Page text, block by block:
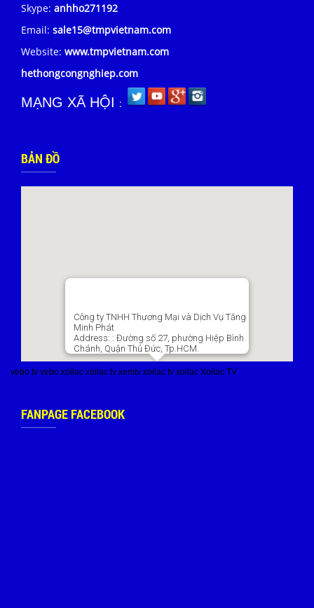
Skype: anhho271192
Email: sale15@tmpvietnam.com
Website: www.tmpvietnam.com
hethongcongnghiep.com
MẠNG XÃ HỘI :
BẢN ĐỒ
Công ty TNHH Thương Mại và Dịch Vụ Tăng
Minh Phát
Address: : Đường số 27, phường Hiệp Bình
Chánh, Quận Thủ Đức, Tp.HCM.
vebo tv vebo xoilac xoilac tv xemtv xoilac tv xoilac Xoilac TV
FANPAGE FACEBOOK